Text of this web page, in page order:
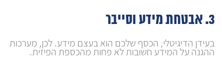
3. אבטחת מידע וסייבר
בעידן הדיגיטלי, הכסף שלכם הוא בעצם מידע. לכן, מערכות
ההגנה על המידע חשובות לא פחות מהכספת הפיזית.